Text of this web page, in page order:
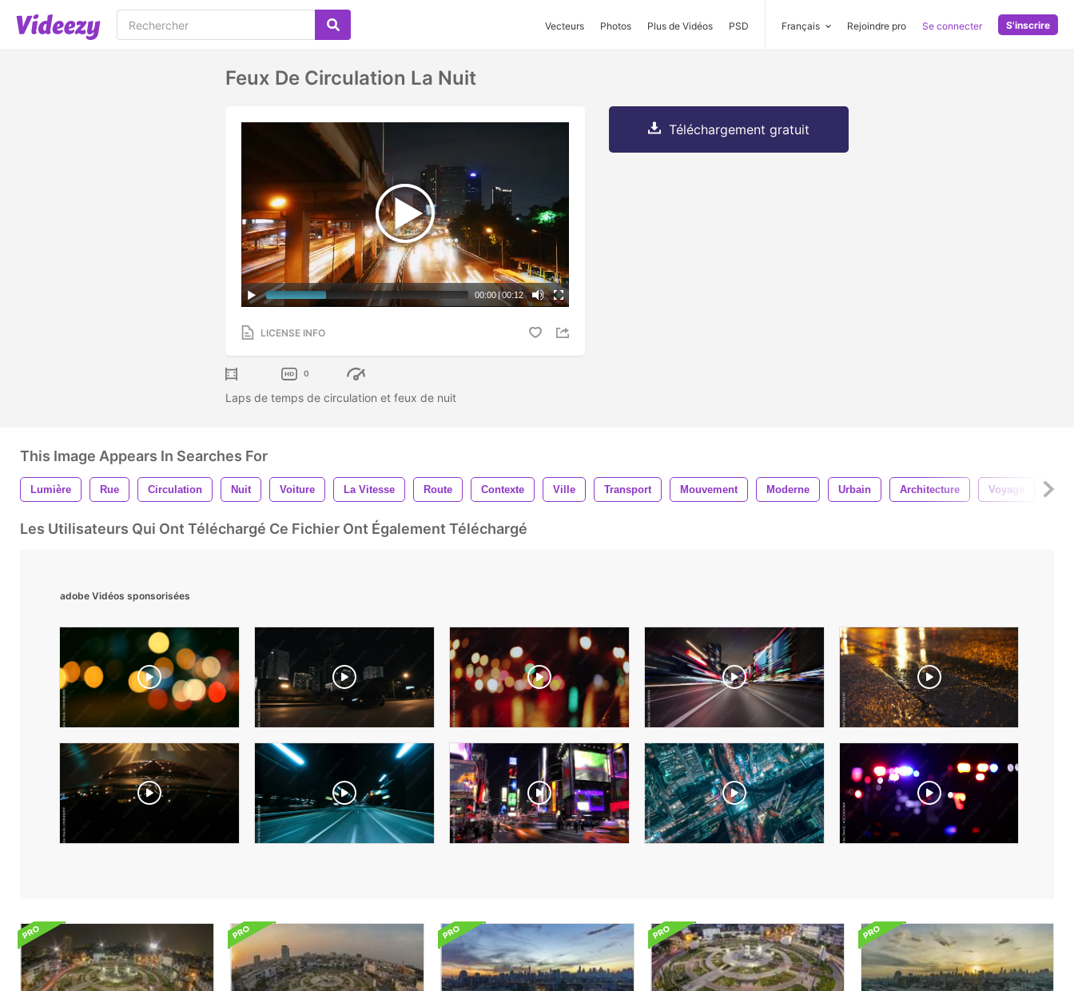
Vecteurs Photos Plus de Vidéos PSD Français Rejoindre pro Se connecter S'inscrire
Feux De Circulation La Nuit
00:00 | 00:12
LICENSE INFO
0
Laps de temps de circulation et feux de nuit
Téléchargement gratuit
This Image Appears In Searches For
Lumière Rue Circulation Nuit Voiture La Vitesse Route Contexte Ville Transport Mouvement Moderne Urbain Architecture Voyage
Les Utilisateurs Qui Ont Téléchargé Ce Fichier Ont Également Téléchargé
adobe Vidéos sponsorisées